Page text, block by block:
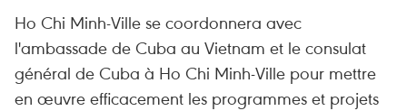
Ho Chi Minh-Ville se coordonnera avec
l'ambassade de Cuba au Vietnam et le consulat
général de Cuba à Ho Chi Minh-Ville pour mettre
en œuvre efficacement les programmes et projets